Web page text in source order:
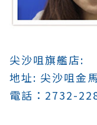
尖沙咀旗艦店:
地址: 尖沙咀金
電話：2732-